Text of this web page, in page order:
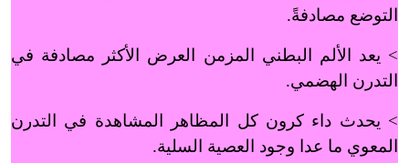
التوضع مصادفةً.
> يعد الألم البطني المزمن العرض الأكثر مصادفة في
التدرن الهضمي.
> يحدث داء كرون كل المظاهر المشاهدة في التدرن
المعوي ما عدا وجود العصية السلية.